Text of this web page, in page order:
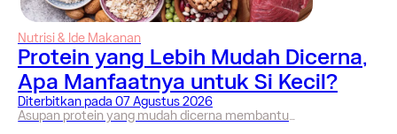
Nutrisi & Ide Makanan
Protein yang Lebih Mudah Dicerna,
Apa Manfaatnya untuk Si Kecil?
Diterbitkan pada 07 Agustus 2026
Asupan protein yang mudah dicerna membantu